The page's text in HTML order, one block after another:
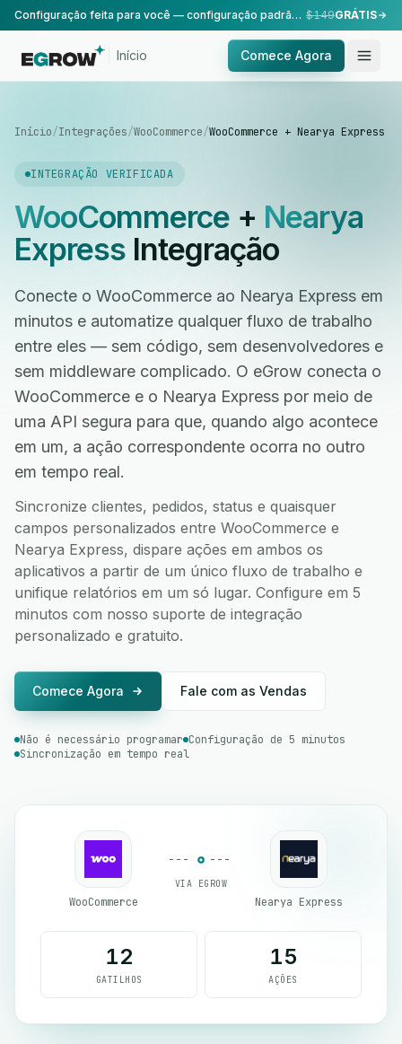
Configuração feita para você — configuração padrão, realizada pela nossa equipe. $149GRÁTIS
Início Comece Agora
Início/Integrações/WooCommerce/WooCommerce + Nearya Express
INTEGRAÇÃO VERIFICADA
WooCommerce+ Nearya
ExpressIntegração
Conecte o WooCommerce ao Nearya Express em
minutos e automatize qualquer fluxo de trabalho
entre eles — sem código, sem desenvolvedores e
sem middleware complicado. O eGrow conecta o
WooCommerce e o Nearya Express por meio de
uma API segura para que, quando algo acontece
em um, a ação correspondente ocorra no outro
em tempo real.
Sincronize clientes, pedidos, status e quaisquer
campos personalizados entre WooCommerce e
Nearya Express, dispare ações em ambos os
aplicativos a partir de um único fluxo de trabalho e
unifique relatórios em um só lugar. Configure em 5
minutos com nosso suporte de integração
personalizado e gratuito.
Comece Agora Fale com as Vendas
Não é necessário programar Configuração de 5 minutos
Sincronização em tempo real
WooCommerce
VIA EGROW
Nearya Express
12
GATILHOS
15
AÇÕES